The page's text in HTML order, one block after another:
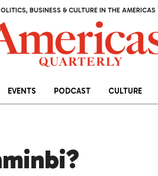
BUSINESS & CULTURE IN THE AMERICAS
EVENTS PODCAST CULTURE